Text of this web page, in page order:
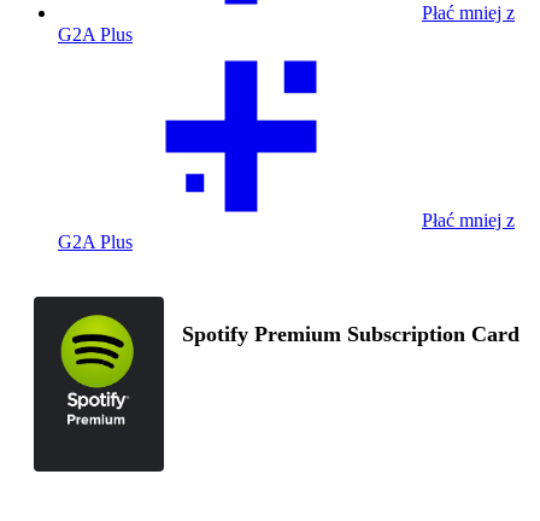
Płać mniej z
G2A Plus
Płać mniej z
G2A Plus
Spotify Premium Subscription Card